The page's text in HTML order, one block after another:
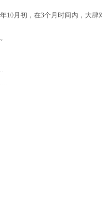
10月初，在3个月时间内，大